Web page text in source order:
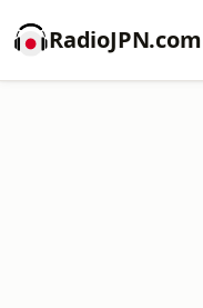
RadioJPN.com